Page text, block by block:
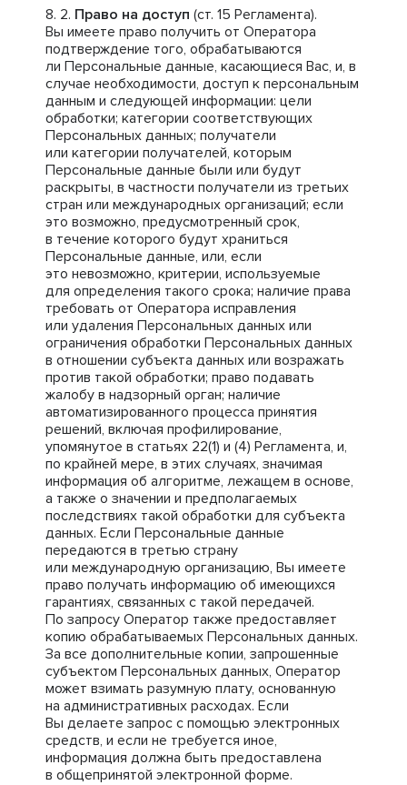
Право на доступ (ст. 15 Регламента).
Вы имеете право получить от Оператора
подтверждение того, обрабатываются
ли Персональные данные, касающиеся Вас, и, в
случае необходимости, доступ к персональным
данным и следующей информации: цели
обработки; категории соответствующих
Персональных данных; получатели
или категории получателей, которым
Персональные данные были или будут
раскрыты, в частности получатели из третьих
стран или международных организаций; если
это возможно, предусмотренный срок,
в течение которого будут храниться
Персональные данные, или, если
это невозможно, критерии, используемые
для определения такого срока; наличие права
требовать от Оператора исправления
или удаления Персональных данных или
ограничения обработки Персональных данных
в отношении субъекта данных или возражать
против такой обработки; право подавать
жалобу в надзорный орган; наличие
автоматизированного процесса принятия
решений, включая профилирование,
упомянутое в статьях 22(1) и (4) Регламента, и,
по крайней мере, в этих случаях, значимая
информация об алгоритме, лежащем в основе,
а также о значении и предполагаемых
последствиях такой обработки для субъекта
данных. Если Персональные данные
передаются в третью страну
или международную организацию, Вы имеете
право получать информацию об имеющихся
гарантиях, связанных с такой передачей.
По запросу Оператор также предоставляет
копию обрабатываемых Персональных данных.
За все дополнительные копии, запрошенные
субъектом Персональных данных, Оператор
может взимать разумную плату, основанную
на административных расходах. Если
Вы делаете запрос с помощью электронных
средств, и если не требуется иное,
информация должна быть предоставлена
в общепринятой электронной форме.